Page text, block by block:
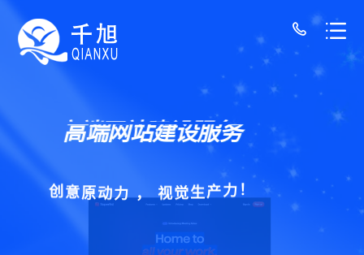
高端网站建设服务
创意 原动力 视觉生 产力 ！